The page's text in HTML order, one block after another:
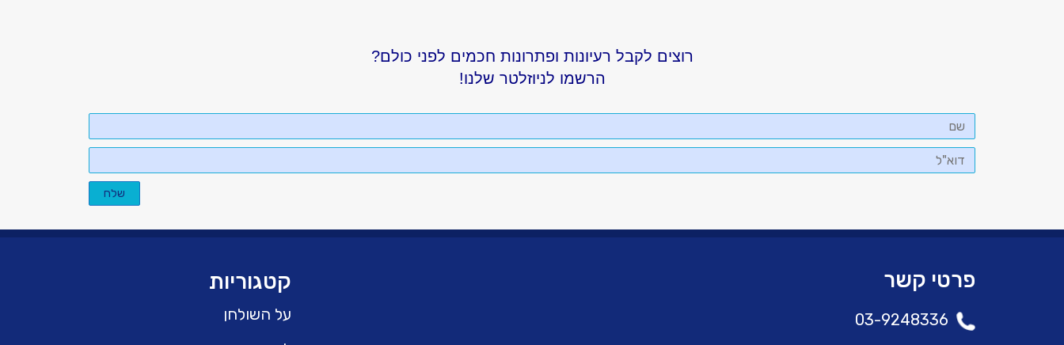
רוצים לקבל רעיונות ופתרונות חכמים לפני כולם?
הרשמו לניוזלטר שלנו!
שם
דוא"ל
שלח
פרטי קשר
03-9248336
קטגוריות
על השולחן